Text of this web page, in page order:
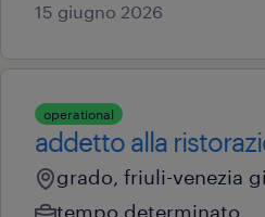
15 giugno 2026
operational
addetto alla
grado, friuli-venezia
tempo determinato